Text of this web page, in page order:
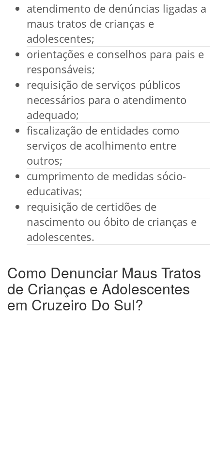
atendimento de denúncias ligadas a
maus tratos de crianças e
adolescentes;
orientações e conselhos para pais e
responsáveis;
requisição de serviços públicos
necessários para o atendimento
adequado;
fiscalização de entidades como
serviços de acolhimento entre
outros;
cumprimento de medidas sócio-
educativas;
requisição de certidões de
nascimento ou óbito de crianças e
adolescentes.
Como Denunciar Maus Tratos
de Crianças e Adolescentes
em Cruzeiro Do Sul?